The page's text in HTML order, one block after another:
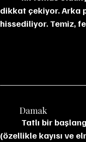
dikkat çekiyor. Arka
hissediliyor. Temiz,
	Damak
(özellikle kayısı ve